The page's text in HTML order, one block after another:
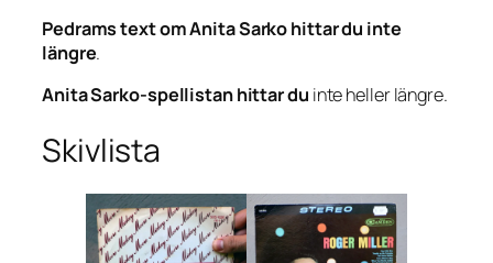
Pedrams text om Anita Sarko hittar du inte
längre.
Anita Sarko-spellistan hittar du inte heller längre.
Skivlista